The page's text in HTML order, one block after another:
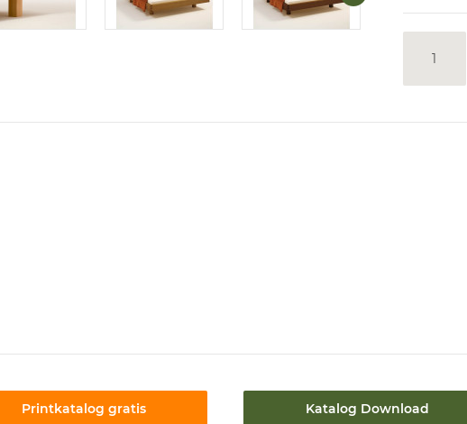
Printkatalog gratis Katalog Download